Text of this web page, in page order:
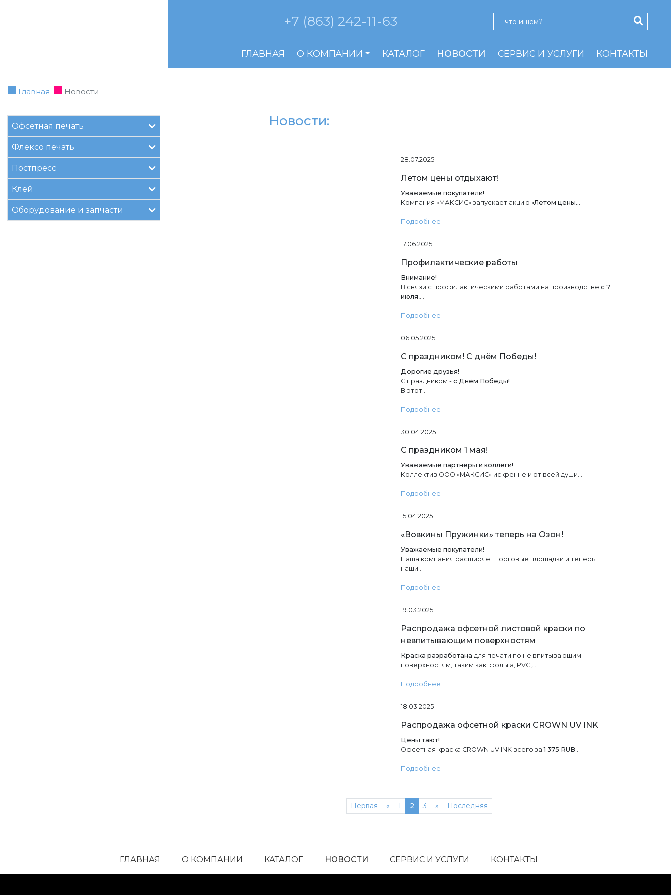
+7 (863) 242-11-63
ГЛАВНАЯ О КОМПАНИИ КАТАЛОГ НОВОСТИ СЕРВИС И УСЛУГИ КОНТАКТЫ
Главная Новости
Новости:
28.07.2025
Летом цены отдыхают!
Уважаемые покупатели!
Компания «МАКСИС» запускает акцию «Летом цены…
Подробнее
17.06.2025
Профилактические работы
Внимание!
В связи с профилактическими работами на производстве c 7
июля,…
Подробнее
06.05.2025
С праздником! С днём Победы!
Дорогие друзья!
С праздником - с Днём Победы!
В этот…
Подробнее
30.04.2025
С праздником 1 мая!
Уважаемые партнёры и коллеги!
Коллектив ООО «МАКСИС» искренне и от всей души…
Подробнее
15.04.2025
«Вовкины Пружинки» теперь на Озон!
Уважаемые покупатели!
Наша компания расширяет торговые площадки и теперь
наши…
Подробнее
19.03.2025
Распродажа офсетной листовой краски по
невпитывающим поверхностям
Краска разработана для печати по не впитывающим
поверхностям, таким как: фольга, PVC,…
Подробнее
18.03.2025
Распродажа офсетной краски CROWN UV INK
Цены тают!
Офсетная краска CROWN UV INK всего за1 375 RUB…
Подробнее
Первая « Previous
1 2 3 » NextПоследняя
Офсетная печать
Флексо печать
Постпресс
Клей
Оборудование и запчасти
ГЛАВНАЯ О КОМПАНИИ КАТАЛОГ НОВОСТИ СЕРВИС И УСЛУГИ КОНТАКТЫ